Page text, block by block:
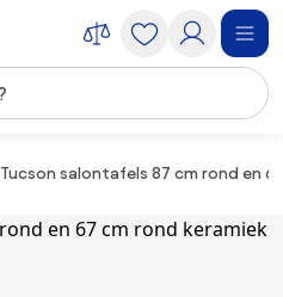
Tucson salontafels 87 cm rond en